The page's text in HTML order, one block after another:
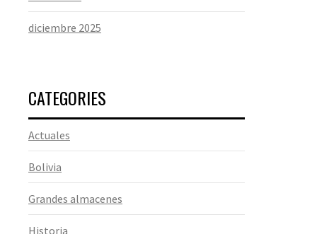
diciembre 2025
CATEGORIES
Actuales
Bolivia
Grandes almacenes
Historia